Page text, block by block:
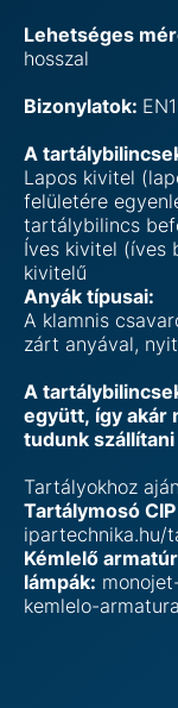
Lehetséges
hosszal
Bizonylatok:
A
Lapos kivitel
felületére
tartálybilincs
Íves kivitel (íves
kivitelű
Anyák típusai:
A klamnis
zárt anyával,
A
együtt, így akár
tudunk
Tartályokhoz
Tartálymosó
ipartechnika.hu/
Kémlelő
lámpák:
kemlelo-